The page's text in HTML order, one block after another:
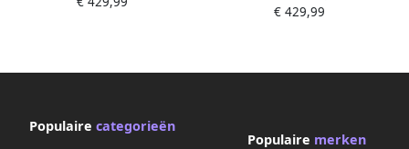
Stadsfiets Mechanische
€ 429,99
Populaire categorieën
Populaire merken